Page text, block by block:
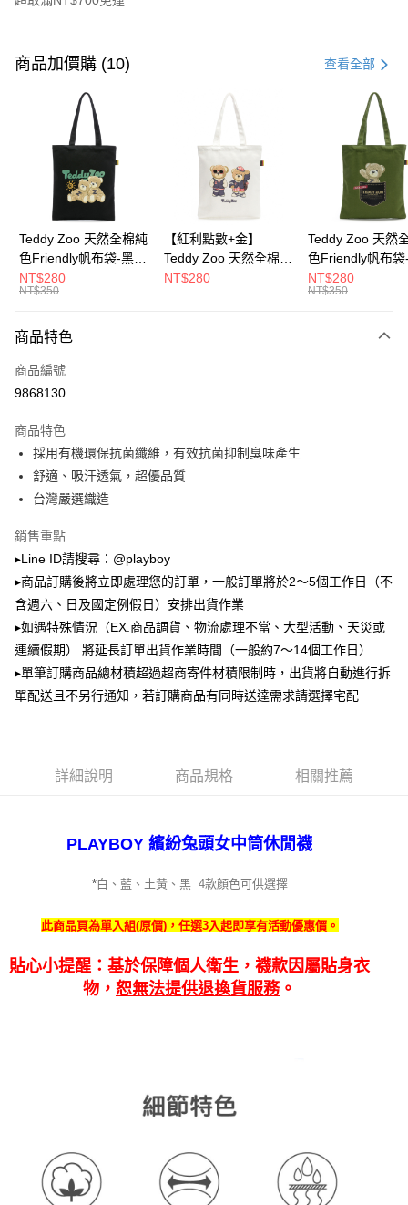
信用卡一次付款
超商取貨付款
Apple Pay
街口支付
大哥付你分期
相關說明
2.付款方式選擇「大哥付你分期」，訂單成立後會自動跳轉到大哥付的交易
成交易。
3.實際核准額度、可分期數及費用金額請依後續交易確認頁面所載為準。
消。如遇「轉專審核」未通過狀況，表示未達大哥付你分期系統評分，恕無
法說明評估內容。
【繳款方式說明】
1.分期款項不併入電信帳單，「大哥付你分期」於每月結算日後寄送繳費提
2.透過簡訊連結打開帳單後，可選擇「超商條碼／台灣大直營門市／銀行轉
【注意事項】
1.本服務係由「台灣大哥大股份有限公司」（以下簡稱本公司）所提供，讓
用戶於交易時，得透過本服務購買商品或服務，並由商店將買賣／分期付款
買賣價金債權讓與本公司後，依約使用本公司帳單繳交帳款。
2.基於同意付款使用「大哥付你分期」之契約關係目的，商店將以您的個人
資料（包含姓名、電話或地址）提供予台灣大哥大進項蒐集、處理及利用，
由本公司與您本人進行分期帳單所需資料之確認、核對及更正。
3.完整用戶服務條款，請詳閱以下連結：https://oppay.tw/userRule
運送方式
全家取貨付款
付款後全家取貨
每筆NT$100，滿NT$700(含以上)免運費
每筆NT$100，滿NT$900(含以上)免運費
付款後萊爾富取貨
7-11取貨付款
每筆NT$100，滿NT$900(含以上)免運費
付款後7-11取貨
每筆NT$100，滿NT$700(含以上)免運費
商品加價購 (10) 查看全部
Teddy Zoo 天然全棉純
色Friendly帆布袋-黑色
(TZB107)
NT$280
NT$350
【紅利點數+金】
Teddy Zoo 天然全棉純
色Friendly帆布袋-白色
NT$280
Teddy Zoo 天然
色Friendly帆布袋
色(TZB107)
NT$280
NT$350
商品特色
商品編號
9868130
商品特色
採用有機環保抗菌纖維，有效抗菌抑制臭味產生
舒適、吸汗透氣，超優品質
台灣嚴選織造
銷售重點
▸Line ID請搜尋：@playboy
▸商品訂購後將立即處理您的訂單，一般訂單將於2～5個工作日（不
含週六、日及國定例假日）安排出貨作業
▸如遇特殊情況（EX.商品調貨、物流處理不當、大型活動、天災或
連續假期） 將延長訂單出貨作業時間（一般約7～14個工作日）
▸單筆訂購商品總材積超過超商寄件材積限制時，出貨將自動進行拆
單配送且不另行通知，若訂購商品有同時送達需求請選擇宅配
詳細說明 商品規格 相關推薦
PLAYBOY 繽紛兔頭女中筒休閒襪
*白、藍、土黃、黑 4款顏色可供選擇
此商品頁為單入組(原價)，任選3入起即享有活動優惠價。
貼心小提醒：基於保障個人衛生，襪款因屬貼身衣
物， 恕無法提供退換貨服務。